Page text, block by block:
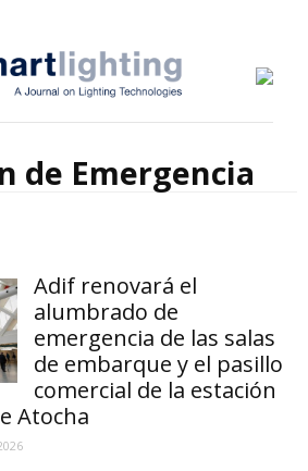
de Emergencia
Adif renovará el
alumbrado de
emergencia de las salas
de embarque y el pasillo
comercial de la estación
Atocha